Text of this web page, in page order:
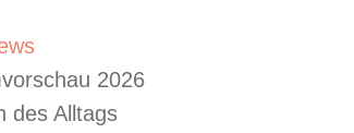
2026
des Alltags